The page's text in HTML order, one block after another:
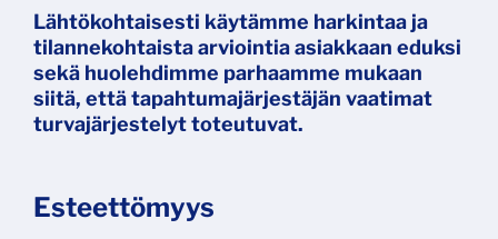
Lähtökohtaisesti käytämme harkintaa ja
tilannekohtaista arviointia asiakkaan eduksi
sekä huolehdimme parhaamme mukaan
siitä, että tapahtumajärjestäjän vaatimat
turvajärjestelyt toteutuvat.
Esteettömyys